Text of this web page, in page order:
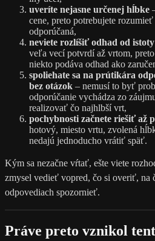
uveríte nejasne určenej hĺbke
cene, preto potrebujete
odporúčaná,
neviete rozlíšiť odhad od istoty
veľa vecí potvrdí až vrtom,
niekto podáva odhad ako
spoliehate sa na prútikára
bez otázok – nemusí to byť
odporúčanie vychádza zo
realizovať čo najhlbší vrt,
pochybnosti začnete riešiť až
hotový, miesto vrtu, zvolená
nedajú jednoducho vrátiť späť.
Kým sa nezačne vŕtať, ešte viete
zmysel vedieť vopred, čo si overiť, na
odpovediach spozornieť.
Práve preto vznikol